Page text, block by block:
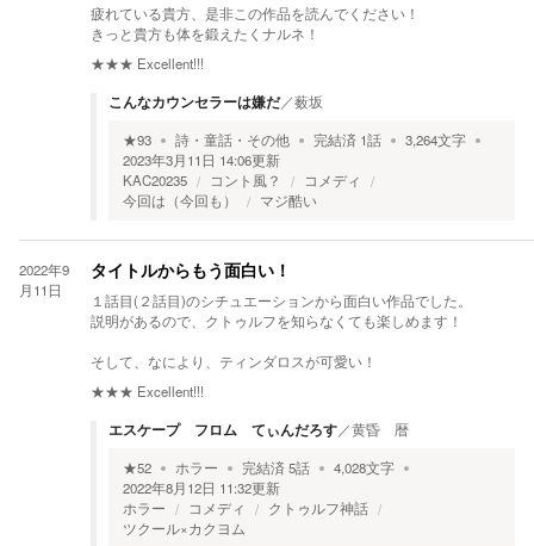
疲れている貴方、是非この作品を読んでください！
きっと貴方も体を鍛えたくナルネ！
★★★ Excellent!!!
こんなカウンセラーは嫌だ／薮坂
★93 詩・童話・その他 完結済 1話 3,264文字
2023年3月11日 14:06更新
KAC20235
コント風？
コメディ
今回は（今回も）
マジ酷い
2022年9
月11日
タイトルからもう面白い！
１話目(２話目)のシチュエーションから面白い作品でした。
説明があるので、クトゥルフを知らなくても楽しめます！
そして、なにより、ティンダロスが可愛い！
★★★ Excellent!!!
エスケープ フロム てぃんだろす／黄昏 暦
★52 ホラー 完結済5話 4,028文字
2022年8月12日 11:32更新
ホラー
コメディ
クトゥルフ神話
ツクール×カクヨム